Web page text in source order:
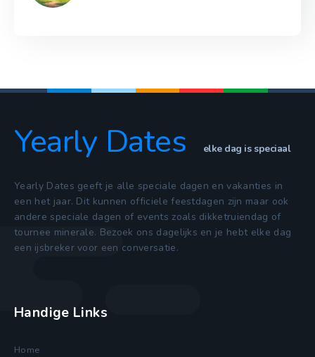
Yearly Dates elke dag is speciaal
Yearly Dates geeft je alle speciale dagen en vakanties in
een het jaar. Dit kunnen officiele feestdagen zijn maar ook
andere speciale dagen of events zoals dikketruiendag of
tournee minerale. Bezoek ons dagelijks en je hebt elke dag
een ijsbreker voor een conversatie.
Handige Links
Home